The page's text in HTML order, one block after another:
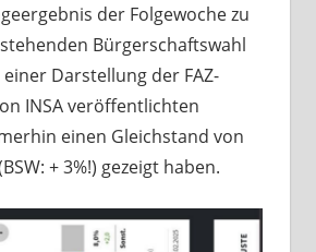
der Folgewoche zu
Bürgerschaftswahl
Darstellung der FAZ-
INSA veröffentlichten
einen Gleichstand von
+ 3%!) gezeigt haben.